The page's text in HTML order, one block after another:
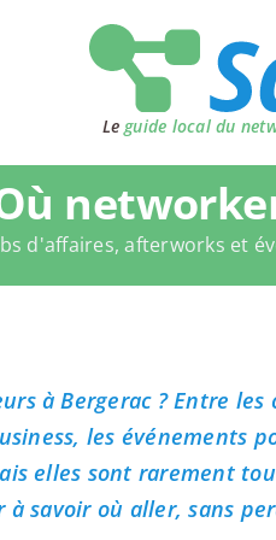
Le guide local du
d'affaires, afterworks et
à Bergerac ? Entre les
les événements
elles sont rarement
savoir où aller, sans